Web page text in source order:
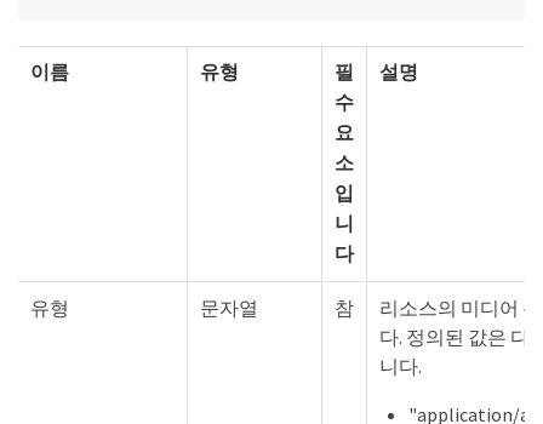
이름 유형
필
수
요
소
입
니
다
설명
유형 문자열 참
리소스의 미디어
다. 정의된 값은 다
니다.
"application/